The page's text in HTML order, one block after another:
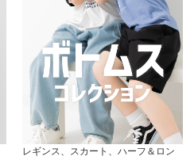
レギンス、スカート、ハーフ＆ロン